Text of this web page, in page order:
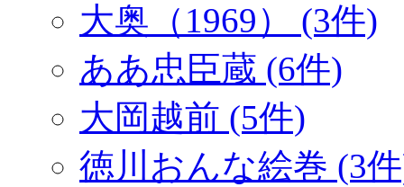
大奥（1969） (3件)
ああ忠臣蔵 (6件)
大岡越前 (5件)
徳川おんな絵巻 (3